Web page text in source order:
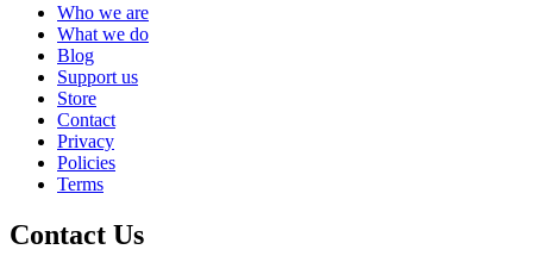
Who we are
What we do
Blog
Support us
Store
Contact
Privacy
Policies
Terms
Contact Us